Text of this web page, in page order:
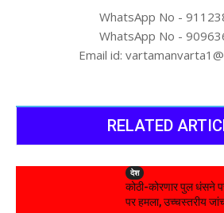
WhatsApp No -
WhatsApp No -
Email id:
RELATED
देश
कोठी-कोरणार पुल धंसने
पर हमला, उच्चस्तरीय